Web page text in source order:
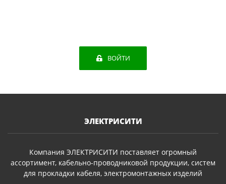
ВОЙТИ
ЭЛЕКТРИСИТИ
Компания ЭЛЕКТРИСИТИ поставляет огромный
ассортимент, кабельно-проводниковой продукции, систем
для прокладки кабеля, электромонтажных изделий